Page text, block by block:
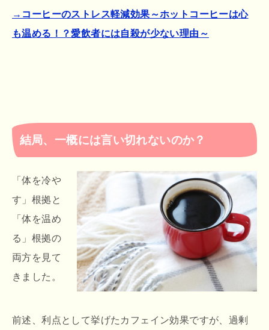
→コーヒーのストレス軽減効果～ホットコーヒーは心
も温める！？愛飲者には自殺が少ない理由～
結局、一概には言い切れないのか？
「体を冷や
す」根拠と
「体を温め
る」根拠の
両方を見て
きました。
前述、利点として挙げたカフェイン効果ですが、過剰